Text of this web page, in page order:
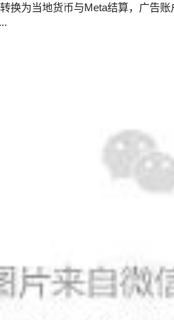
换为当地货币与Meta结算，广告